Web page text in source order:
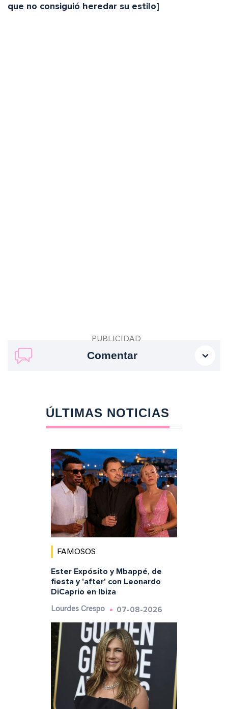
que no consiguió heredar su estilo]
Comentar
ÚLTIMAS NOTICIAS
FAMOSOS
Ester Expósito y Mbappé, de
fiesta y 'after' con Leonardo
DiCaprio en Ibiza
Lourdes Crespo 07-08-2026